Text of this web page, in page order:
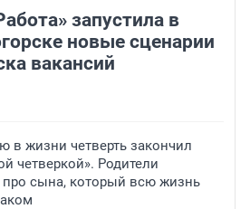
запустила в
новые сценарии
вакансий
в жизни четверть закончил
четверкой». Родители
про сына, который всю жизнь